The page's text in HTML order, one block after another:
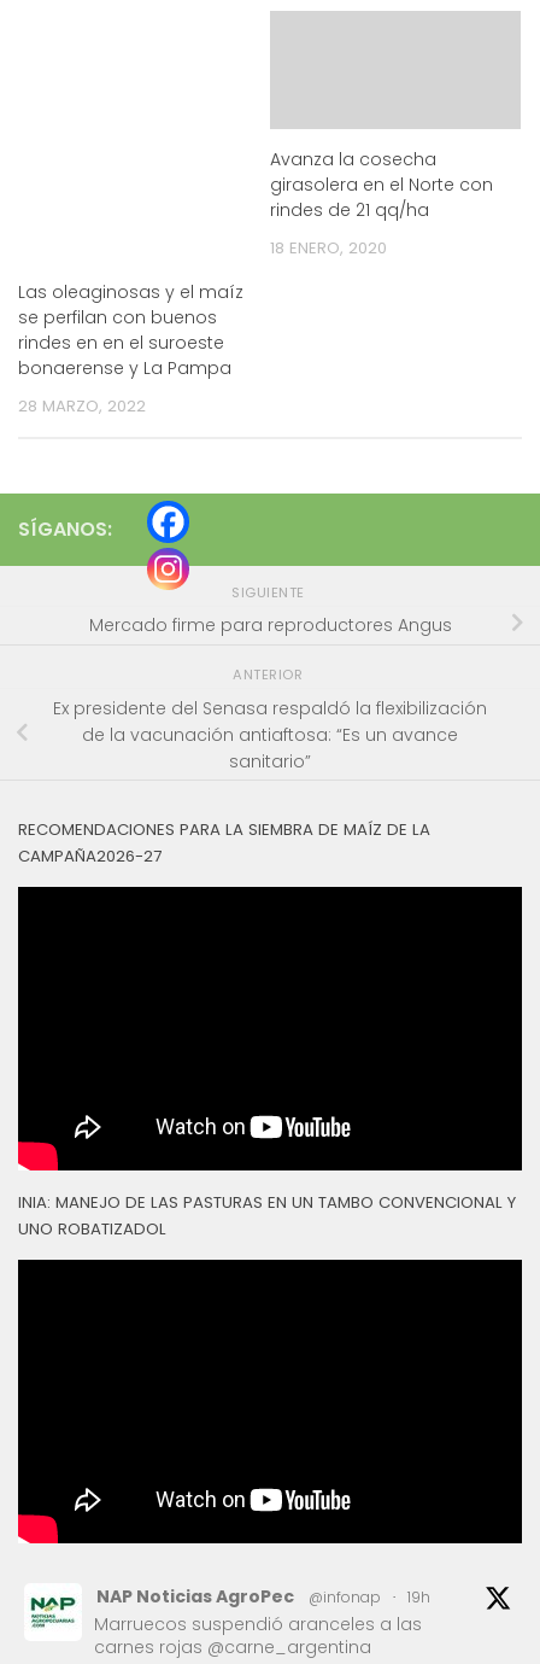
Las oleaginosas y el maíz
se perfilan con buenos
rindes en en el suroeste
bonaerense y La Pampa
28 MARZO, 2022
Avanza la cosecha
girasolera en el Norte con
rindes de 21 qq/ha
18 ENERO, 2020
SÍGANOS:
SIGUIENTE
Mercado firme para reproductores Angus
ANTERIOR
Ex presidente del Senasa respaldó la flexibilización
de la vacunación antiaftosa: “Es un avance
sanitario”
RECOMENDACIONES PARA LA SIEMBRA DE MAÍZ DE LA
CAMPAÑA2026-27
INIA: MANEJO DE LAS PASTURAS EN UN TAMBO CONVENCIONAL Y
UNO ROBATIZADOL
NAP Noticias AgroPec @infonap · 19h
Marruecos suspendió aranceles a las
carnes rojas @carne_argentina